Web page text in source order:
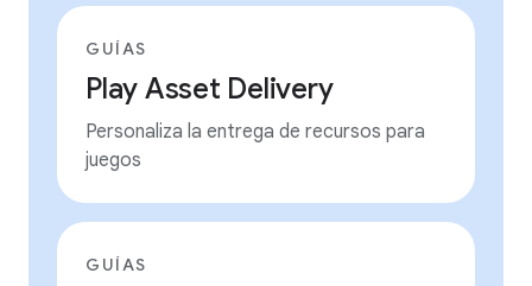
GUÍAS
Play Asset Delivery
Personaliza la entrega de recursos para
juegos
GUÍAS